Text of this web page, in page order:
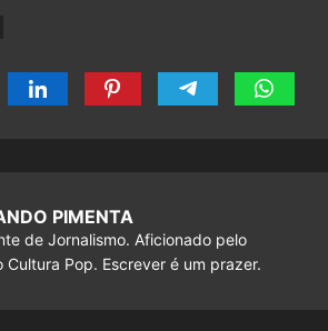
PIMENTA
de Jornalismo. Aficionado pelo
Cultura Pop. Escrever é um prazer.